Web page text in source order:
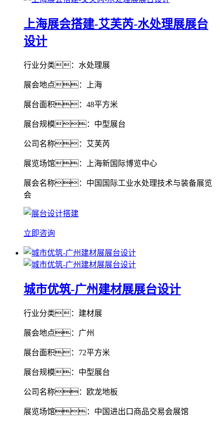
上海展会搭建-艾芙芮-水处理展展台
设计
行业分类：水处理展
展会地点：上海
展台面积：48平方米
展台规模：中型展台
公司名称：艾芙芮
展览场馆：上海新国际博览中心
展会名称：中国国际工业水处理技术与装备展览
会
立即咨询
城市优筑-广州建材展展台设计
行业分类：建材展
展会地点：广州
展台面积：72平方米
展台规模：中型展台
公司名称：欧龙地板
展览场馆：中国进出口商品交易会展馆